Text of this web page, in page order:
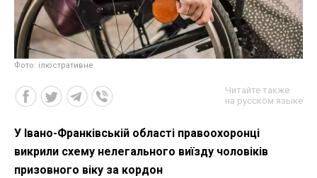
Фото: ілюстративне
Читайте также
на русском языке
У Івано-Франківській області правоохоронці
викрили схему нелегального виїзду чоловіків
призовного віку за кордон